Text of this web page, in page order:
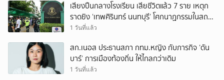
เสียงปืนกลางโรงเรียน เสียชีวิตแล้ว 7 ราย เหตุก
ราดยิง ‘เทพศิรินทร์ นนทบุรี’ โศกนาฏกรรมในสถาน
ศึกษา ครั้งที่ 2 ในรอบปี
1 วันที่แล้ว
สก.เนอส ประธานสภา กทม.หญิง กับภารกิจ ‘ดัน
บาร์’ การเมืองท้องถิ่น ให้ไกลกว่าเดิม
1 วันที่แล้ว